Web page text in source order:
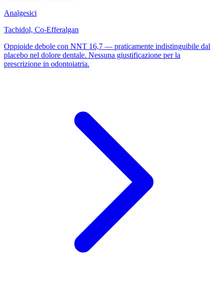
Analgesici
Tachidol, Co-Efferalgan
Oppioide debole con NNT 16,7 — praticamente indistinguibile dal
placebo nel dolore dentale. Nessuna giustificazione per la
prescrizione in odontoiatria.